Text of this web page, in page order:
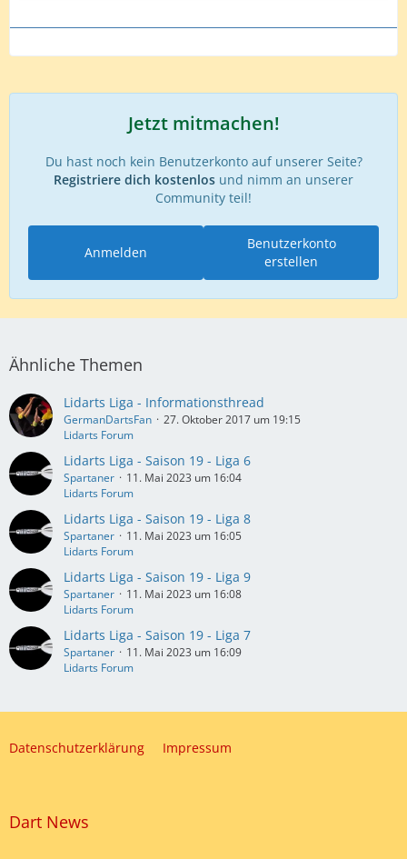
Jetzt mitmachen!
Du hast noch kein Benutzerkonto auf unserer Seite?
Registriere dich kostenlos und nimm an unserer
Community teil!
Benutzerkonto
erstellen
Anmelden
Ähnliche Themen
Lidarts Liga - Informationsthread
GermanDartsFan
27. Oktober 2017 um 19:15
Lidarts Forum
Lidarts Liga - Saison 19 - Liga 6
Spartaner
11. Mai 2023 um 16:04
Lidarts Forum
Lidarts Liga - Saison 19 - Liga 8
Spartaner
11. Mai 2023 um 16:05
Lidarts Forum
Lidarts Liga - Saison 19 - Liga 9
Spartaner
11. Mai 2023 um 16:08
Lidarts Forum
Lidarts Liga - Saison 19 - Liga 7
Spartaner
11. Mai 2023 um 16:09
Lidarts Forum
Datenschutzerklärung Impressum
Dart News